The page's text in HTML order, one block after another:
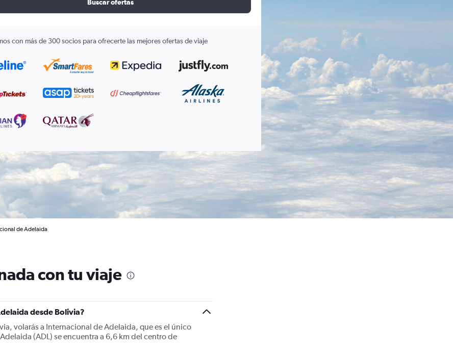
Buscar ofertas
con más de 300 socios para ofrecerte las mejores ofertas de viaje
de Adelaida
con tu viaje
desde Bolivia?
volarás a Internacional de Adelaida, que es el único
(ADL) se encuentra a 6,6 km del centro de